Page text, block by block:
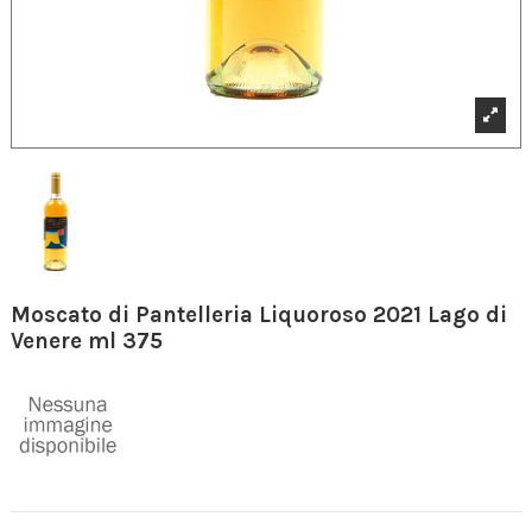
Moscato di Pantelleria Liquoroso 2021 Lago di
Venere ml 375